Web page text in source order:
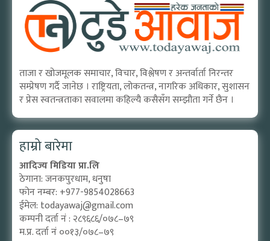
ताजा र खोजमूलक समाचार, विचार, विश्लेषण र अन्तर्वार्ता निरन्तर
सम्प्रेषण गर्दै जानेछ । राष्ट्रियता, लोकतन्त्र, नागरिक अधिकार, सुशासन
र प्रेस स्वतन्त्रताका सवालमा कहिल्यै कसैसँग सम्झौता गर्ने छैन ।
हाम्रो बारेमा
आदिज्य मिडिया प्रा.लि
ठेगाना: जनकपुरधाम, धनुषा
फोन नम्बर: +977-9854028663
ईमेल: todayawaj@gmail.com
कम्पनी दर्ता नं : २८९६८६/०७८–७९
म.प्र. दर्ता नं ००१३/०७८–७९